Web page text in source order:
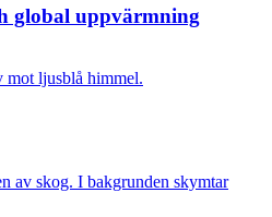
global uppvärmning